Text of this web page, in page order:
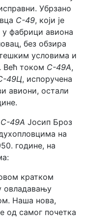
Убрзано
С-49, који је
у фабрици авиона
без обзира
условима и
Већ током С-49А,
49Ц, испоручена
авиони, остали
С-49А Јосип Броз
на
године, на
кратком
овладавању
Наша нова,
од самог почетка